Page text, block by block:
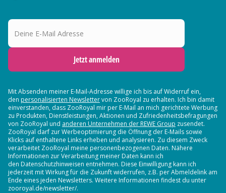
Deine E-Mail Adresse
Jetzt anmelden
Mit Absenden meiner E-Mail-Adresse willige ich bis auf Widerruf ein,
den personalisierten Newslettervon ZooRoyal zu erhalten. Ich bin damit
einverstanden, dass ZooRoyal mir per E-Mail an mich gerichtete Werbung
zu Produkten, Dienstleistungen, Aktionen und Zufriedenheitsbefragungen
von ZooRoyal und anderen Unternehmen der REWE Group zusendet.
ZooRoyal darf zur Werbeoptimierung die Öffnung der E-Mails sowie
Klicks auf enthaltene Links erheben und analysieren. Zu diesem Zweck
verarbeitet ZooRoyal meine personenbezogenen Daten. Nähere
Informationen zur Verarbeitung meiner Daten kann ich
den Datenschutzhinweisen entnehmen. Diese Einwilligung kann ich
jederzeit mit Wirkung für die Zukunft widerrufen, z.B. per Abmeldelink am
Ende eines jeden Newsletters. Weitere Informationen findest du unter
zooroyal.de/newsletter/.